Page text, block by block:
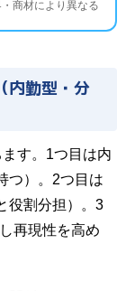
商材により異なる
内勤型・分
す。1つ目は内
つ）。2つ目は
役割分担）。3
再現性を高め